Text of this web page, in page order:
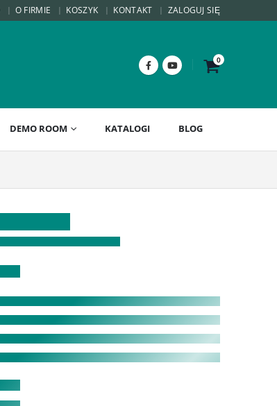
O FIRMIE KOSZYK KONTAKT ZALOGUJ SIĘ
0
DEMO ROOM KATALOGI BLOG